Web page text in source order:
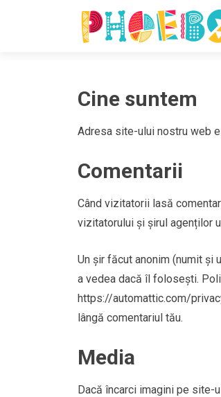
Cine suntem
Adresa site-ului nostru web
Comentarii
Când vizitatorii lasă
vizitatorului și șirul agenților
Un șir făcut anonim (numit și
a vedea dacă îl folosești.
https://automattic.com/
lângă comentariul tău.
Media
Dacă încarci imagini pe site-